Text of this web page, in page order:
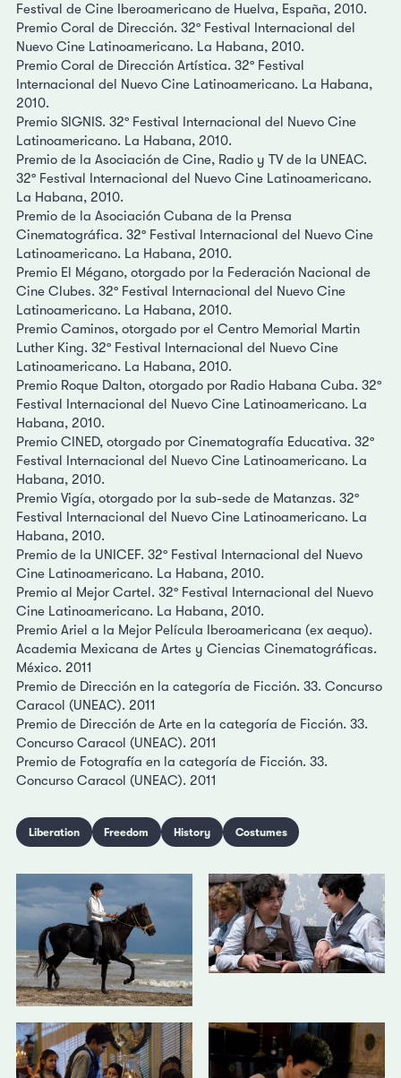
Festival de Cine Iberoamericano de Huelva, España, 2010.
Premio Coral de Dirección. 32º Festival Internacional del
Nuevo Cine Latinoamericano. La Habana, 2010.
Premio Coral de Dirección Artística. 32º Festival
Internacional del Nuevo Cine Latinoamericano. La Habana,
2010.
Premio SIGNIS. 32º Festival Internacional del Nuevo Cine
Latinoamericano. La Habana, 2010.
Premio de la Asociación de Cine, Radio y TV de la UNEAC.
32º Festival Internacional del Nuevo Cine Latinoamericano.
La Habana, 2010.
Premio de la Asociación Cubana de la Prensa
Cinematográfica. 32º Festival Internacional del Nuevo Cine
Latinoamericano. La Habana, 2010.
Premio El Mégano, otorgado por la Federación Nacional de
Cine Clubes. 32º Festival Internacional del Nuevo Cine
Latinoamericano. La Habana, 2010.
Premio Caminos, otorgado por el Centro Memorial Martin
Luther King. 32º Festival Internacional del Nuevo Cine
Latinoamericano. La Habana, 2010.
Premio Roque Dalton, otorgado por Radio Habana Cuba. 32º
Festival Internacional del Nuevo Cine Latinoamericano. La
Habana, 2010.
Premio CINED, otorgado por Cinematografía Educativa. 32º
Festival Internacional del Nuevo Cine Latinoamericano. La
Habana, 2010.
Premio Vigía, otorgado por la sub-sede de Matanzas. 32º
Festival Internacional del Nuevo Cine Latinoamericano. La
Habana, 2010.
Premio de la UNICEF. 32º Festival Internacional del Nuevo
Cine Latinoamericano. La Habana, 2010.
Premio al Mejor Cartel. 32º Festival Internacional del Nuevo
Cine Latinoamericano. La Habana, 2010.
Premio Ariel a la Mejor Película Iberoamericana (ex aequo).
Academia Mexicana de Artes y Ciencias Cinematográficas.
México. 2011
Premio de Dirección en la categoría de Ficción. 33. Concurso
Caracol (UNEAC). 2011
Premio de Dirección de Arte en la categoría de Ficción. 33.
Concurso Caracol (UNEAC). 2011
Premio de Fotografía en la categoría de Ficción. 33.
Concurso Caracol (UNEAC). 2011
Liberation Freedom History Costumes